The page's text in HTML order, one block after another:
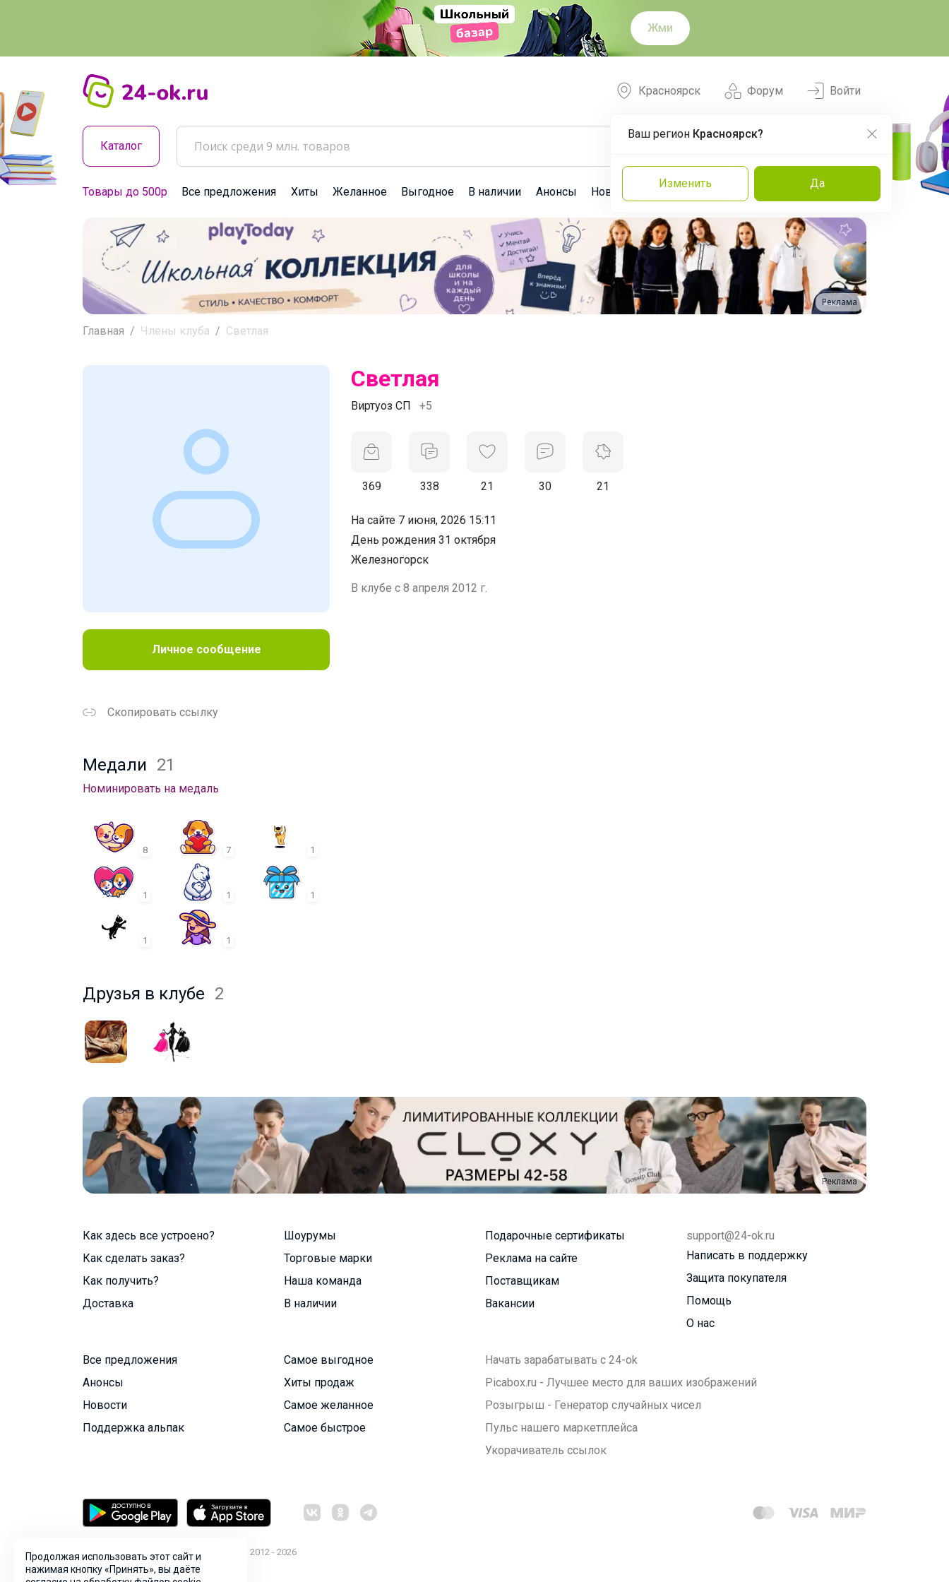
Жми
Форум
Красноярск
Ваш регион Красноярск?
Изменить Да
Войти
Каталог
Товары до 500р Все предложения Хиты Желанное Выгодное В наличии Анонсы Новости Команда Эксперты
Реклама
Главная Члены клуба Светлая
Личное сообщение
Скопировать ссылку
Медали 21
Номинировать на медаль
8 7 1
1 1 1
1 1
Друзья в клубе 2
Светлая
Виртуоз СП +5
369 338 21 30 21
На сайте 7 июня, 2026 15:11
День рождения 31 октября
Железногорск
В клубе с 8 апреля 2012 г.
Реклама
Как здесь все устроено?
Как сделать заказ?
Как получить?
Доставка
Шоурумы
Торговые марки
Наша команда
В наличии
Подарочные сертификаты
Реклама на сайте
Поставщикам
Вакансии
support@24-ok.ru
Написать в поддержку
Защита покупателя
Помощь
О нас
Все предложения
Анонсы
Новости
Поддержка альпак
Самое выгодное
Хиты продаж
Самое желанное
Самое быстрое
Начать зарабатывать с 24-ok
Picabox.ru - Лучшее место для ваших изображений
Розыгрыш - Генератор случайных чисел
Пульс нашего маркетплейса
Укорачиватель ссылок
© ООО "Лявита", ОГРН 1122468054070, 2012 - 2026
Политика конфиденциальности
Продолжая использовать этот сайт и
нажимая кнопку «Принять», вы даёте